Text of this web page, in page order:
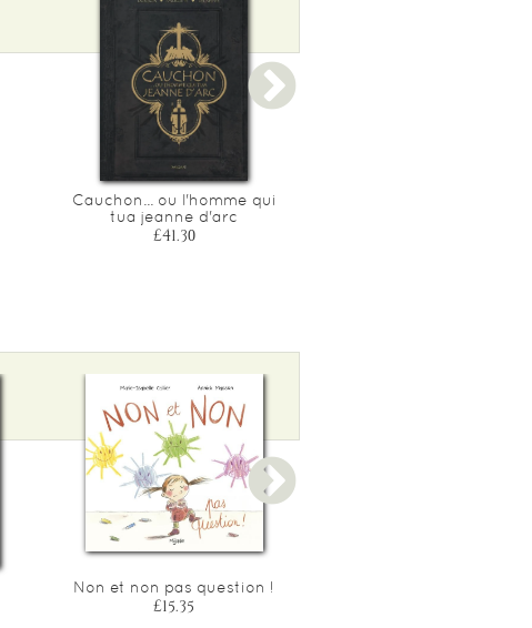
Cauchon... ou l'homme qui
tua jeanne d'arc
£41.30
Non et non pas question !
£15.35